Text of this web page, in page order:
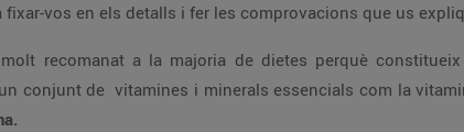
vos en els detalls i fer les comprovacions que us
recomanat a la majoria de dietes perquè
conjunt de vitamines i minerals essencials com la